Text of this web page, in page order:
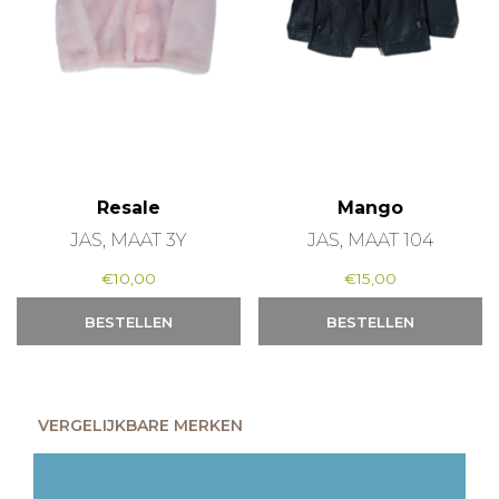
Resale
JAS, MAAT 3Y
€10,00
BESTELLEN
Mango
JAS, MAAT 104
€15,00
BESTELLEN
VERGELIJKBARE MERKEN